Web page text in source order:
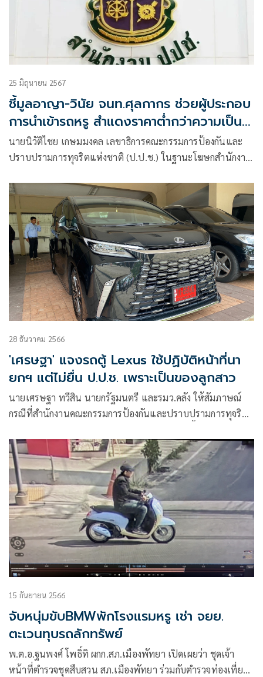
25 มิถุนายน 2567
ชี้มูลอาญา-วินัย จนท.ศุลกากร ช่วยผู้ประกอบ
การนำเข้ารถหรู สำแดงราคาต่ำกว่าความเป็น
จริง
นายนิวัติไชย เกษมมงคล เลขาธิการคณะกรรมการป้องกันและ
ปราบปรามการทุจริตแห่งชาติ (ป.ป.ช.) ในฐานะโฆษกสำนักงาน
28 ธันวาคม 2566
'เศรษฐา' แจงรถตู้ Lexus ใช้ปฏิบัติหน้าที่นา
ยกฯ แต่ไม่ยื่น ป.ป.ช. เพราะเป็นของลูกสาว
นายเศรษฐา ทวีสิน นายกรัฐมนตรี และรมว.คลัง ให้สัมภาษณ์
กรณีที่สำนักงานคณะกรรมการป้องกันและปราบปรามการทุจริต
ตำแหน่ง โดยมีทรัพย์สินกว่าพันล้านบาท และของสะสมนาฬิกา
และรถหรู Aston
15 กันยายน 2566
จับหนุ่มขับBMWพักโรงแรมหรู เช่า จยย.
ตะเวนทุบรถลักทรัพย์
พ.ต.อ.ฐนพงศ์ โพธิ์ทิ ผกก.สภ.เมืองพัทยา เปิดเผยว่า ชุดเจ้า
หน้าที่ตำรวจชุดสืบสวน สภ.เมืองพัทยา ร่วมกับตำรวจท่องเที่ยว